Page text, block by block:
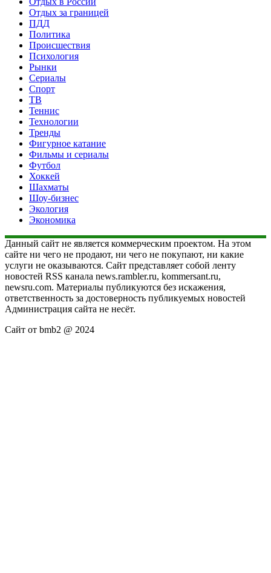
Отдых за границей
ПДД
Политика
Происшествия
Психология
Рынки
Сериалы
Спорт
ТВ
Теннис
Технологии
Тренды
Фигурное катание
Фильмы и сериалы
Футбол
Хоккей
Шахматы
Шоу-бизнес
Экология
Экономика
Данный сайт не является коммерческим проектом. На этом
сайте ни чего не продают, ни чего не покупают, ни какие
услуги не оказываются. Сайт представляет собой ленту
новостей RSS канала news.rambler.ru, kommersant.ru,
newsru.com. Материалы публикуются без искажения,
ответственность за достоверность публикуемых новостей
Администрация сайта не несёт.
Сайт от bmb2 @ 2024